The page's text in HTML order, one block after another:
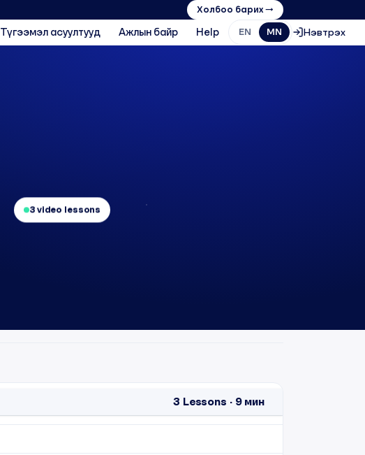
Холбоо барих →
Түгээмэл асуултууд Ажлын байр Help EN MN Нэвтрэх
3 video lessons
3 Lessons · 9 мин